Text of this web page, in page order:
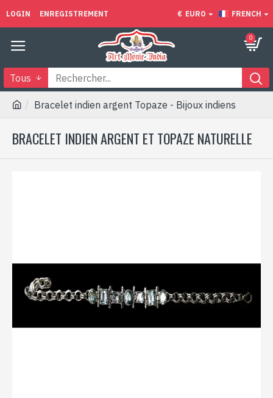
LOGIN ENREGISTREMENT € EURO FRENCH
0
Tous
Bracelet indien argent Topaze - Bijoux indiens
BRACELET INDIEN ARGENT ET TOPAZE NATURELLE